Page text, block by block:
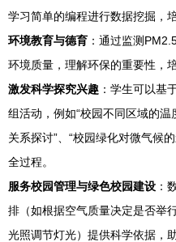
学习简单的编程进行数据挖掘，
环境教育与德育 ：通过监测
环境质量，理解环保的重要性，
激发科学探究兴趣 ：学生可以基
组活动，例如“校园不同区域的温
关系探讨”、“校园绿化对微气候
全过程。
服务校园管理与绿色校园建设 ：
排（如根据空气质量决定是否举
光照调节灯光）提供科学依据，